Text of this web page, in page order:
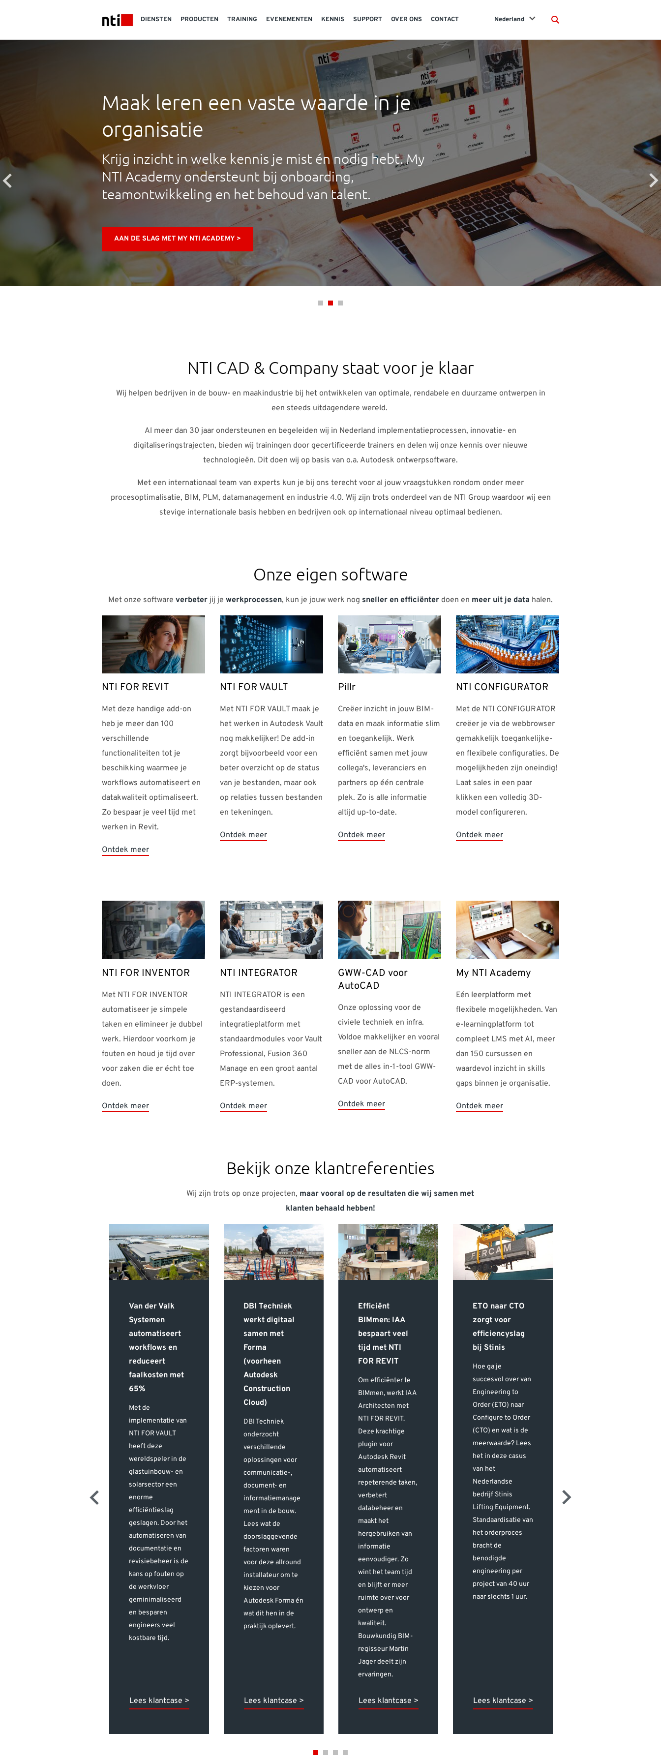
NTI logo
DIENSTEN PRODUCTEN TRAINING EVENEMENTEN KENNIS SUPPORT OVER ONS CONTACT Nederland
Search
Maak leren een vaste waarde in je
organisatie
Krijg inzicht in welke kennis je mist én nodig hebt. My
NTI Academy ondersteunt bij onboarding,
teamontwikkeling en het behoud van talent.
AAN DE SLAG MET MY NTI ACADEMY >
NTI CAD & Company staat voor je klaar
Wij helpen bedrijven in de bouw- en maakindustrie bij het ontwikkelen van optimale, rendabele en duurzame ontwerpen in
een steeds uitdagendere wereld.
Al meer dan 30 jaar ondersteunen en begeleiden wij in Nederland implementatieprocessen, innovatie- en
digitaliseringstrajecten, bieden wij trainingen door gecertificeerde trainers en delen wij onze kennis over nieuwe
technologieën. Dit doen wij op basis van o.a. Autodesk ontwerpsoftware.
Met een internationaal team van experts kun je bij ons terecht voor al jouw vraagstukken rondom onder meer
procesoptimalisatie, BIM, PLM, datamanagement en industrie 4.0. Wij zijn trots onderdeel van de NTI Group waardoor wij een
stevige internationale basis hebben en bedrijven ook op internationaal niveau optimaal bedienen.
Onze eigen software
Met onze software verbeter jij je werkprocessen, kun je jouw werk nog sneller en efficiënter doen en meer uit je data halen.
NTI FOR REVIT
Met deze handige add-on
heb je meer dan 100
verschillende
functionaliteiten tot je
beschikking waarmee je
workflows automatiseert en
datakwaliteit optimaliseert.
Zo bespaar je veel tijd met
werken in Revit.
Ontdek meer
NTI FOR VAULT
Met NTI FOR VAULT maak je
het werken in Autodesk Vault
nog makkelijker! De add-in
zorgt bijvoorbeeld voor een
beter overzicht op de status
van je bestanden, maar ook
op relaties tussen bestanden
en tekeningen.
Ontdek meer
Pillr
Creëer inzicht in jouw BIM-
data en maak informatie slim
en toegankelijk. Werk
efficiënt samen met jouw
collega's, leveranciers en
partners op één centrale
plek. Zo is alle informatie
altijd up-to-date.
Ontdek meer
NTI CONFIGURATOR
Met de NTI CONFIGURATOR
creëer je via de webbrowser
gemakkelijk toegankelijke-
en flexibele configuraties. De
mogelijkheden zijn oneindig!
Laat sales in een paar
klikken een volledig 3D-
model configureren.
Ontdek meer
NTI FOR INVENTOR
Met NTI FOR INVENTOR
automatiseer je simpele
taken en elimineer je dubbel
werk. Hierdoor voorkom je
fouten en houd je tijd over
voor zaken die er écht toe
doen.
Ontdek meer
NTI INTEGRATOR
NTI INTEGRATOR is een
gestandaardiseerd
integratieplatform met
standaardmodules voor Vault
Professional, Fusion 360
Manage en een groot aantal
ERP-systemen.
Ontdek meer
GWW-CAD voor
AutoCAD
Onze oplossing voor de
civiele techniek en infra.
Voldoe makkelijker en vooral
sneller aan de NLCS-norm
met de alles in-1-tool GWW-
CAD voor AutoCAD.
Ontdek meer
My NTI Academy
Eén leerplatform met
flexibele mogelijkheden. Van
e-learningplatform tot
compleet LMS met AI, meer
dan 150 cursussen en
waardevol inzicht in skills
gaps binnen je organisatie.
Ontdek meer
Bekijk onze klantreferenties
Wij zijn trots op onze projecten, maar vooral op de resultaten die wij samen met
klanten behaald hebben!
Van der Valk
Systemen
automatiseert
workflows en
reduceert
faalkosten met
65%
Met de
implementatie van
NTI FOR VAULT
heeft deze
wereldspeler in de
glastuinbouw- en
solarsector een
enorme
efficiëntieslag
geslagen. Door het
automatiseren van
documentatie en
revisiebeheer is de
kans op fouten op
de werkvloer
geminimaliseerd
en besparen
engineers veel
kostbare tijd.
Lees klantcase >
DBI Techniek
werkt digitaal
samen met
Forma
(voorheen
Autodesk
Construction
Cloud)
DBI Techniek
onderzocht
verschillende
oplossingen voor
communicatie-,
document- en
informatiemanage
ment in de bouw.
Lees wat de
doorslaggevende
factoren waren
voor deze allround
installateur om te
kiezen voor
Autodesk Forma én
wat dit hen in de
praktijk oplevert.
Lees klantcase >
Efficiënt
BIMmen: IAA
bespaart veel
tijd met NTI
FOR REVIT
Om efficiënter te
BIMmen, werkt IAA
Architecten met
NTI FOR REVIT.
Deze krachtige
plugin voor
Autodesk Revit
automatiseert
repeterende taken,
verbetert
databeheer en
maakt het
hergebruiken van
informatie
eenvoudiger. Zo
wint het team tijd
en blijft er meer
ruimte over voor
ontwerp en
kwaliteit.
Bouwkundig BIM-
regisseur Martin
Jager deelt zijn
ervaringen.
Lees klantcase >
ETO naar CTO
zorgt voor
efficiencyslag
bij Stinis
Hoe ga je
succesvol over van
Engineering to
Order (ETO) naar
Configure to Order
(CTO) en wat is de
meerwaarde? Lees
het in deze casus
van het
Nederlandse
bedrijf Stinis
Lifting Equipment.
Standaardisatie van
het orderproces
bracht de
benodigde
engineering per
project van 40 uur
naar slechts 1 uur.
Lees klantcase >